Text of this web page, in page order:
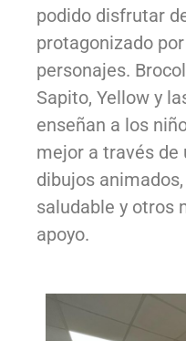
podido disfrutar
protagonizado
personajes.
Sapito, Yellow y
enseñan a los
mejor a través de
dibujos
saludable y otros
apoyo.